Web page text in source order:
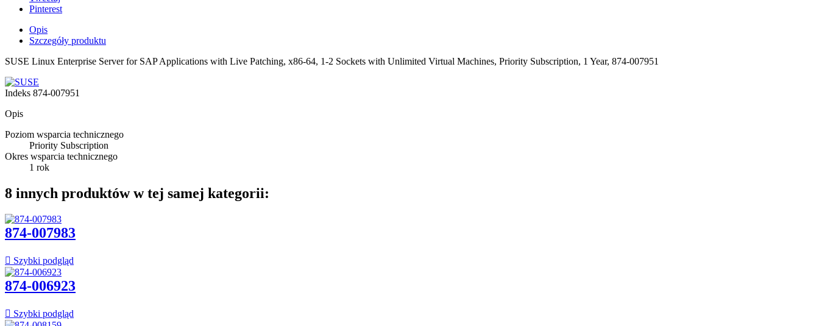
Pinterest
Opis
Szczegóły produktu
SUSE Linux Enterprise Server for SAP Applications with Live Patching, x86-64, 1-2 Sockets with Unlimited Virtual Machines, Priority Subscription, 1 Year, 874-007951
Indeks 874-007951
Opis
Poziom wsparcia technicznego
Priority Subscription
Okres wsparcia technicznego
1 rok
8 innych produktów w tej samej kategorii:
874-007983
 Szybki podgląd
874-006923
 Szybki podgląd